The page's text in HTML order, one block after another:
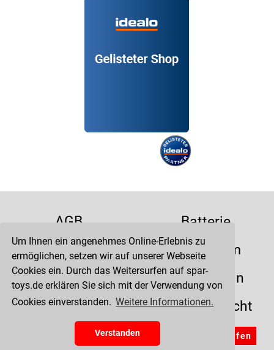
Um Ihnen ein angenehmes Online-Erlebnis zu
ermöglichen, setzen wir auf unserer Webseite
Cookies ein. Durch das Weitersurfen auf spar-
toys.de erklären Sie sich mit der Verwendung von
Cookies einverstanden. Weitere Informationen.
Verstanden
AGB
Batterie
Datenschutz
Impressum
Kontakt
Liefertermin
Versandkosten
Widerrufsrecht